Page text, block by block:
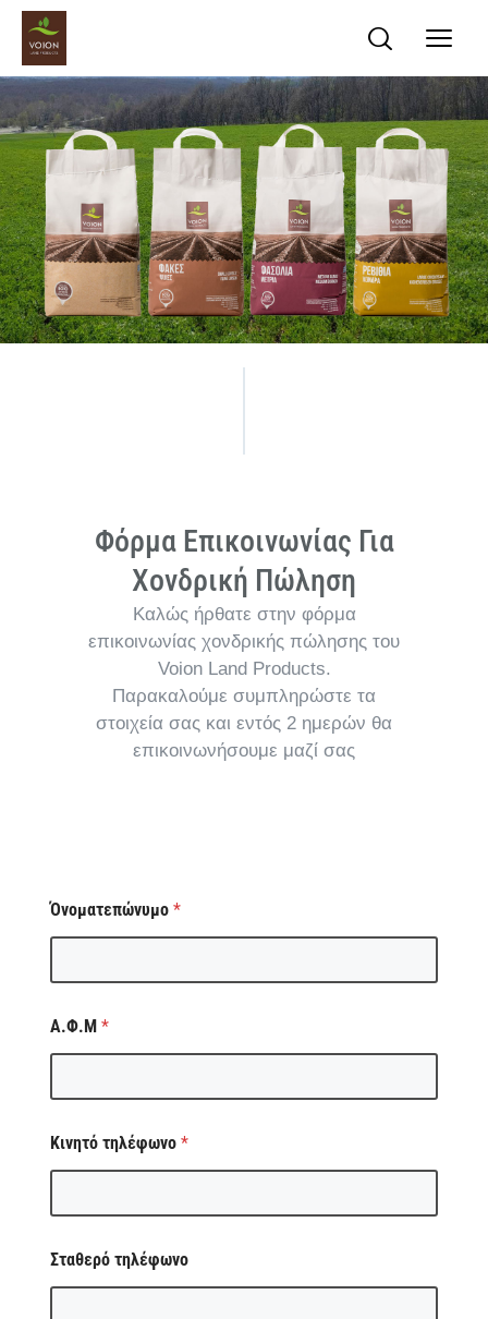
Φόρμα Επικοινωνίας Για
Χονδρική Πώληση
Καλώς ήρθατε στην φόρμα
επικοινωνίας χονδρικής πώλησης του
Voion Land Products.
Παρακαλούμε συμπληρώστε τα
στοιχεία σας και εντός 2 ημερών θα
επικοινωνήσουμε μαζί σας
Όνοματεπώνυμο *
Α.Φ.Μ *
Κινητό τηλέφωνο *
Σταθερό τηλέφωνο